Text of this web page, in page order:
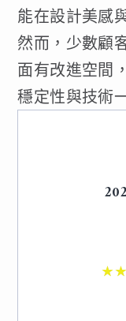
能在設計美感
然而，少數顧
面有改進空間
穩定性與技術
★★